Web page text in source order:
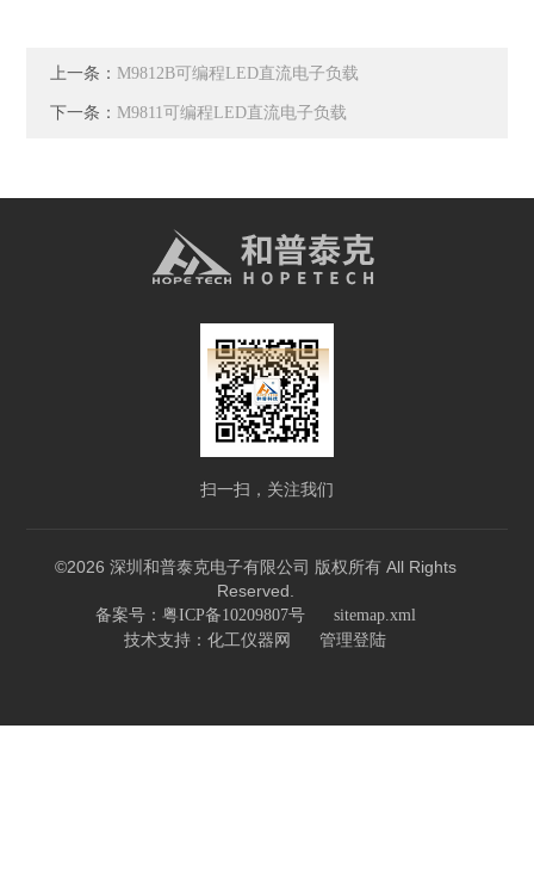
上一条： M9812B可编程LED直流电子负载
下一条： M9811可编程LED直流电子负载
扫一扫，关注我们
©2026 深圳和普泰克电子有限公司 版权所有 All Rights
Reserved.
备案号：粤ICP备10209807号 sitemap.xml
技术支持： 化工仪器网 管理登陆